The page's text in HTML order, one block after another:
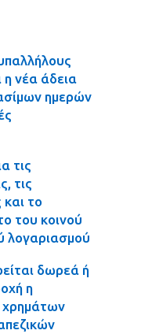
η νέα άδεια
ημερών
τις
τις
το
του κοινού
λογαριασμού
δωρεά ή
η